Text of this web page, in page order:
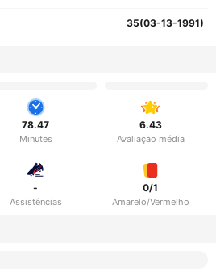
35(03-13-1991)
78.47
Minutes
6.43
Avaliação média
-
Assistências
0/1
Amarelo/Vermelho